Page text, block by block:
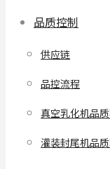
品质控制
供应链
品控流程
真空乳化机品
灌装封尾机品